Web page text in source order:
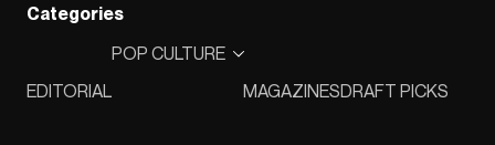
Categories
EDITORIAL
POP CULTURE
MAGAZINESDRAFT PICKS